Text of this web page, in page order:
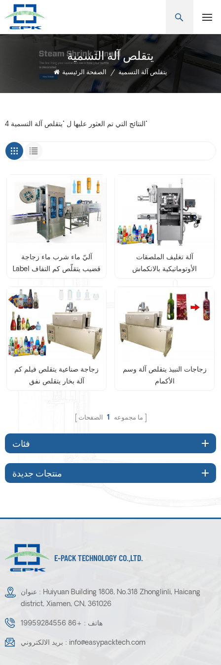
يتقلص آلة التسمية
الصفحة الرئيسية / يتقلص آلة التسمية
آليّ ماء شرب ماء زجاجة
Label قضيب يتقلّص كم التفاف
آلة تغليف الملصقات
الأوتوماتيكية بالانكماش
زجاجة صناعية يتقلص فيلم كم
آلة بخار يتقلص نفق
زجاجات النبيذ يتقلص آلة وسم
الأكمام
ما مجموعه 1 الصفحات
فئات
منتجات جديدة
E-PACK TECHNOLOGY CO.,LTD.
عنوان : Huiyuan Building 1808, No.318 Zhonglinli, Haicang
district, Xiamen, CN, 361026
هاتف : +86 19959284556
بريد الالكتروني : info@easypacktech.com